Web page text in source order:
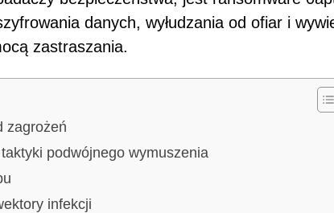
danych, wyłudzania od ofiar i
zastraszania.
zagrożeń
podwójnego wymuszenia
infekcji